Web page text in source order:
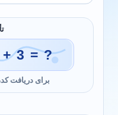
برای دریافت